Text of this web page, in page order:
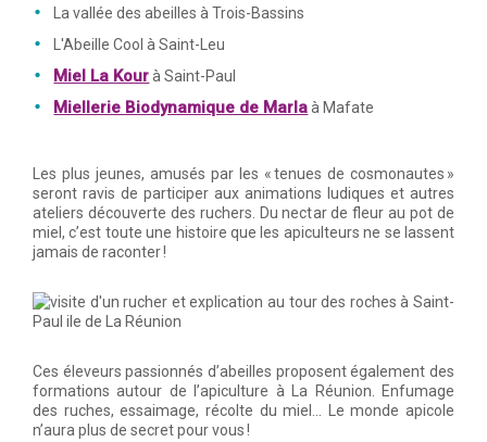
La vallée des abeilles à Trois-Bassins
L'Abeille Cool à Saint-Leu
Miel La Kourà Saint-Paul
Miellerie Biodynamique de Marlaà Mafate
Les plus jeunes, amusés par les « tenues de cosmonautes »
seront ravis de participer aux animations ludiques et autres
ateliers découverte des ruchers. Du nectar de fleur au pot de
miel, c’est toute une histoire que les apiculteurs ne se lassent
jamais de raconter !
Ces éleveurs passionnés d’abeilles proposent également des
formations autour de l’apiculture à La Réunion. Enfumage
des ruches, essaimage, récolte du miel… Le monde apicole
n’aura plus de secret pour vous !